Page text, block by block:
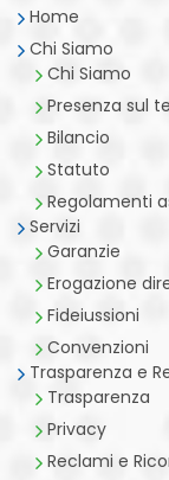
Home
Chi Siamo
Chi Siamo
Presenza sul
Bilancio
Statuto
Regolamenti
Servizi
Garanzie
Erogazione
Fideiussioni
Convenzioni
Trasparenza e
Trasparenza
Privacy
Reclami e